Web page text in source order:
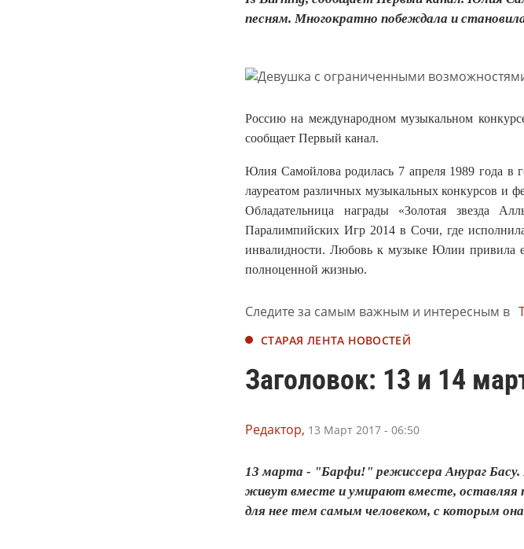
песням. Многократно побеждала и
Россию на международном музыкальном
сообщает Первый канал.
Юлия Самойлова родилась 7 апреля 1989 года в
лауреатом различных музыкальных конкурсов и
Обладательница награды «Золотая звезда
Паралимпийских Игр 2014 в Сочи, где
инвалидности. Любовь к музыке Юлии привила
полноценной жизнью.
Следите за самым важным и интересным в
СТАРАЯ ЛЕНТА НОВОСТЕЙ
Заголовок: 13 и 14
Редактор, 13 Март 2017 - 06:50
13 марта - "Барфи!" режиссера Анураг Басу.
живут вместе и умирают вместе, оставляя
для нее тем самым человеком, с которым